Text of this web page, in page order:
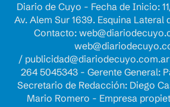
Diario de Cuyo - Fecha de Inicio:
Av. Alem Sur 1639. Esquina
Contacto:
/ publicidad@diariodecuyo.com.ar
264 5045343 - Gerente General:
Secretario de Redacción: Diego
Mario Romero - Empresa